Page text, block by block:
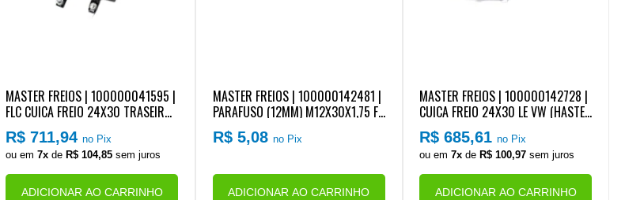
MASTER FREIOS | 100000041595 |
FLC CUICA FREIO 24X30 TRASEIRO
LD/LE VW ONIBUS 17280OT EURO 5
(COM MOLA HO REFORCADA)
R$ 711,94no Pix
ou em7x de R$ 104,85 sem juros
ADICIONAR AO CARRINHO
MASTER FREIOS | 100000142481 |
PARAFUSO (12MM) M12X30X1,75 FI
XACAO SUPORTE/ARANHA SAPATA/
PATIM FREIO VW NOVO DELIVERY (C
RAS APLICACOES)
R$ 5,08 no Pix
ADICIONAR AO CARRINHO
MASTER FREIOS | 100000142728 |
CUICA FREIO 24X30 LE VW (HASTE
LONGA) (CONEXAO ROSCA M22) (CO
M MOLA HO REFORCADA) (FLC)
R$ 685,61no Pix
ou em7x de R$ 100,97 sem juros
ADICIONAR AO CARRINHO